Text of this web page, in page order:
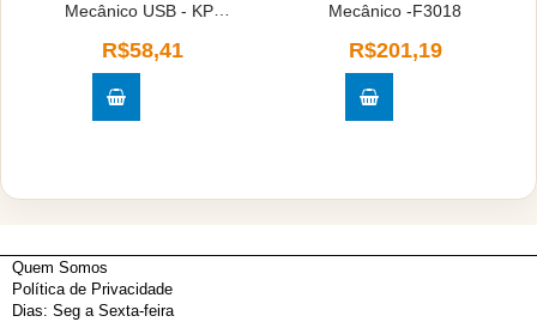
Mecânico USB - KP-
R$58,41
Mecânico -F3018
R$201,19
Quem Somos
Política de Privacidade
Dias: Seg a Sexta-feira